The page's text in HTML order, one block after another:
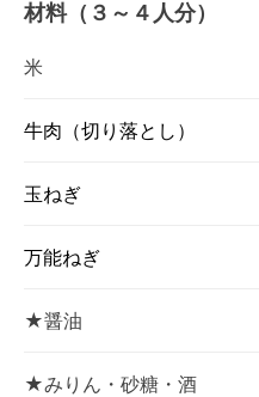
材料（３～４人分）
米
牛肉（切り落とし）
玉ねぎ
万能ねぎ
★醤油
★みりん・砂糖・酒